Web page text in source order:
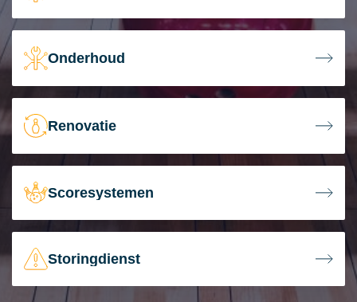
Onderhoud
Renovatie
Scoresystemen
Storingdienst